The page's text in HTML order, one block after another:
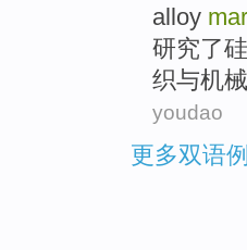
alloy
研究了硅
织与机械
youdao
更多双语